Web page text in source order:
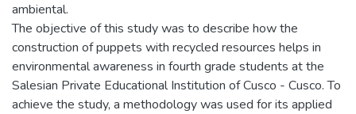
ambiental.
The objective of this study was to describe how the
construction of puppets with recycled resources helps in
environmental awareness in fourth grade students at the
Salesian Private Educational Institution of Cusco - Cusco. To
achieve the study, a methodology was used for its applied